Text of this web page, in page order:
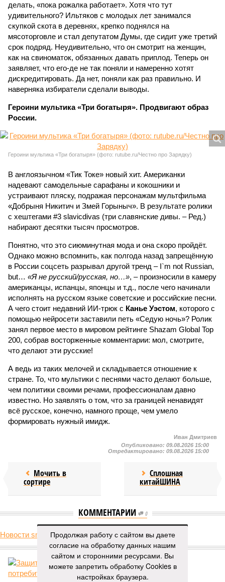
делать, «пока рожалка работает». Хотя что тут
удивительного? Ильтяков с молодых лет занимался
скупкой скота в деревнях, крепко поднялся на
мясоторговле и стал депутатом Думы, где сидит уже третий
срок подряд. Неудивительно, что он смотрит на женщин,
как на свиноматок, обязанных давать приплод. Теперь он
заявляет, что его-де не так поняли и намеренно хотят
дискредитировать. Да нет, поняли как раз правильно. И
наверняка избиратели сделали выводы.
Героини мультика «Три богатыря». Продвигают образ
России.
Героини мультика «Три богатыря» (фото: rutube.ru/Честно про Зарядку)
В англоязычном «Тик Токе» новый хит. Американки
надевают самодельные сарафаны и кокошники и
устраивают пляску, подражая персонажам мультфильма
«Добрыня Никитич и Змей Горыныч». В результате ролики
с хештегами #3 slavicdivas (три славянские дивы. – Ред.)
набирают десятки тысяч просмотров.
Понятно, что это сиюминутная мода и она скоро пройдёт.
Однако можно вспомнить, как полгода назад запрещённую
в России соцсеть разрывал другой тренд – I`m not Russian,
but… «Я не русский/русская, но…», – произносили в камеру
американцы, испанцы, японцы и т.д., после чего начинали
исполнять на русском языке советские и российские песни.
А чего стоит недавний ИИ-трюк с Канье Уэстом, которого с
помощью нейросети заставили петь «Седую ночь»? Ролик
занял первое место в мировом рейтинге Shazam Global Top
200, собрав восторженные комментарии: мол, смотрите,
что делают эти русские!
А ведь из таких мелочей и складывается отношение к
стране. То, что мультики с песнями часто делают больше,
чем политики своими речами, профессионалам давно
известно. Но заявлять о том, что за границей ненавидят
всё русское, конечно, намного проще, чем умело
формировать нужный имидж.
Иван Дмитриев
Опубликовано: 09.08.2026 15:00
Отредактировано: 09.08.2026 15:00
Мочить в
сортире
Сплошная
китайШИНА
КОММЕНТАРИИ 0
Новости smi2.ru
СЮЖЕТ
Защита потребителя
Продолжая работу с сайтом вы даете
согласие на обработку данных нашим
сайтом и сторонними ресурсами. Вы
можете запретить обработку Cookies в
настройках браузера.